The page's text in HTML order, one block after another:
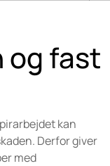
og fast
kan
Derfor giver
med